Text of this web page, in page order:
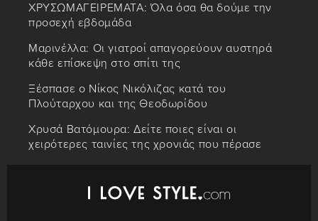
ΧΡΥΣΩΜΑΓΕΙΡΕΜΑΤΑ: Όλα όσα θα δούμε την
προσεχή εβδομάδα
Μαρινέλλα: Οι γιατροί απαγορεύουν αυστηρά
κάθε επίσκεψη στο σπίτι της
Ξέσπασε ο Νίκος Νικόλιζας κατά του
Πλούταρχου και της Θεοδωρίδου
Χρυσά Βατόμουρα: Δείτε ποιες είναι οι
χειρότερες ταινίες της χρονιάς που πέρασε